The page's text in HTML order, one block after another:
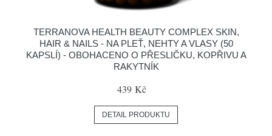
TERRANOVA HEALTH BEAUTY COMPLEX SKIN,
HAIR & NAILS - NA PLEŤ, NEHTY A VLASY (50
KAPSLÍ) - OBOHACENO O PŘESLIČKU, KOPŘIVU A
RAKYTNÍK
439 Kč
DETAIL PRODUKTU